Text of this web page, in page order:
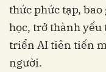
thức phức tạp,
học, trở thành
triển AI tiên tiến
người.